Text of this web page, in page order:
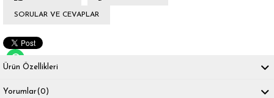
SORULAR VE CEVAPLAR
Ürün Özellikleri
Yorumlar(0)